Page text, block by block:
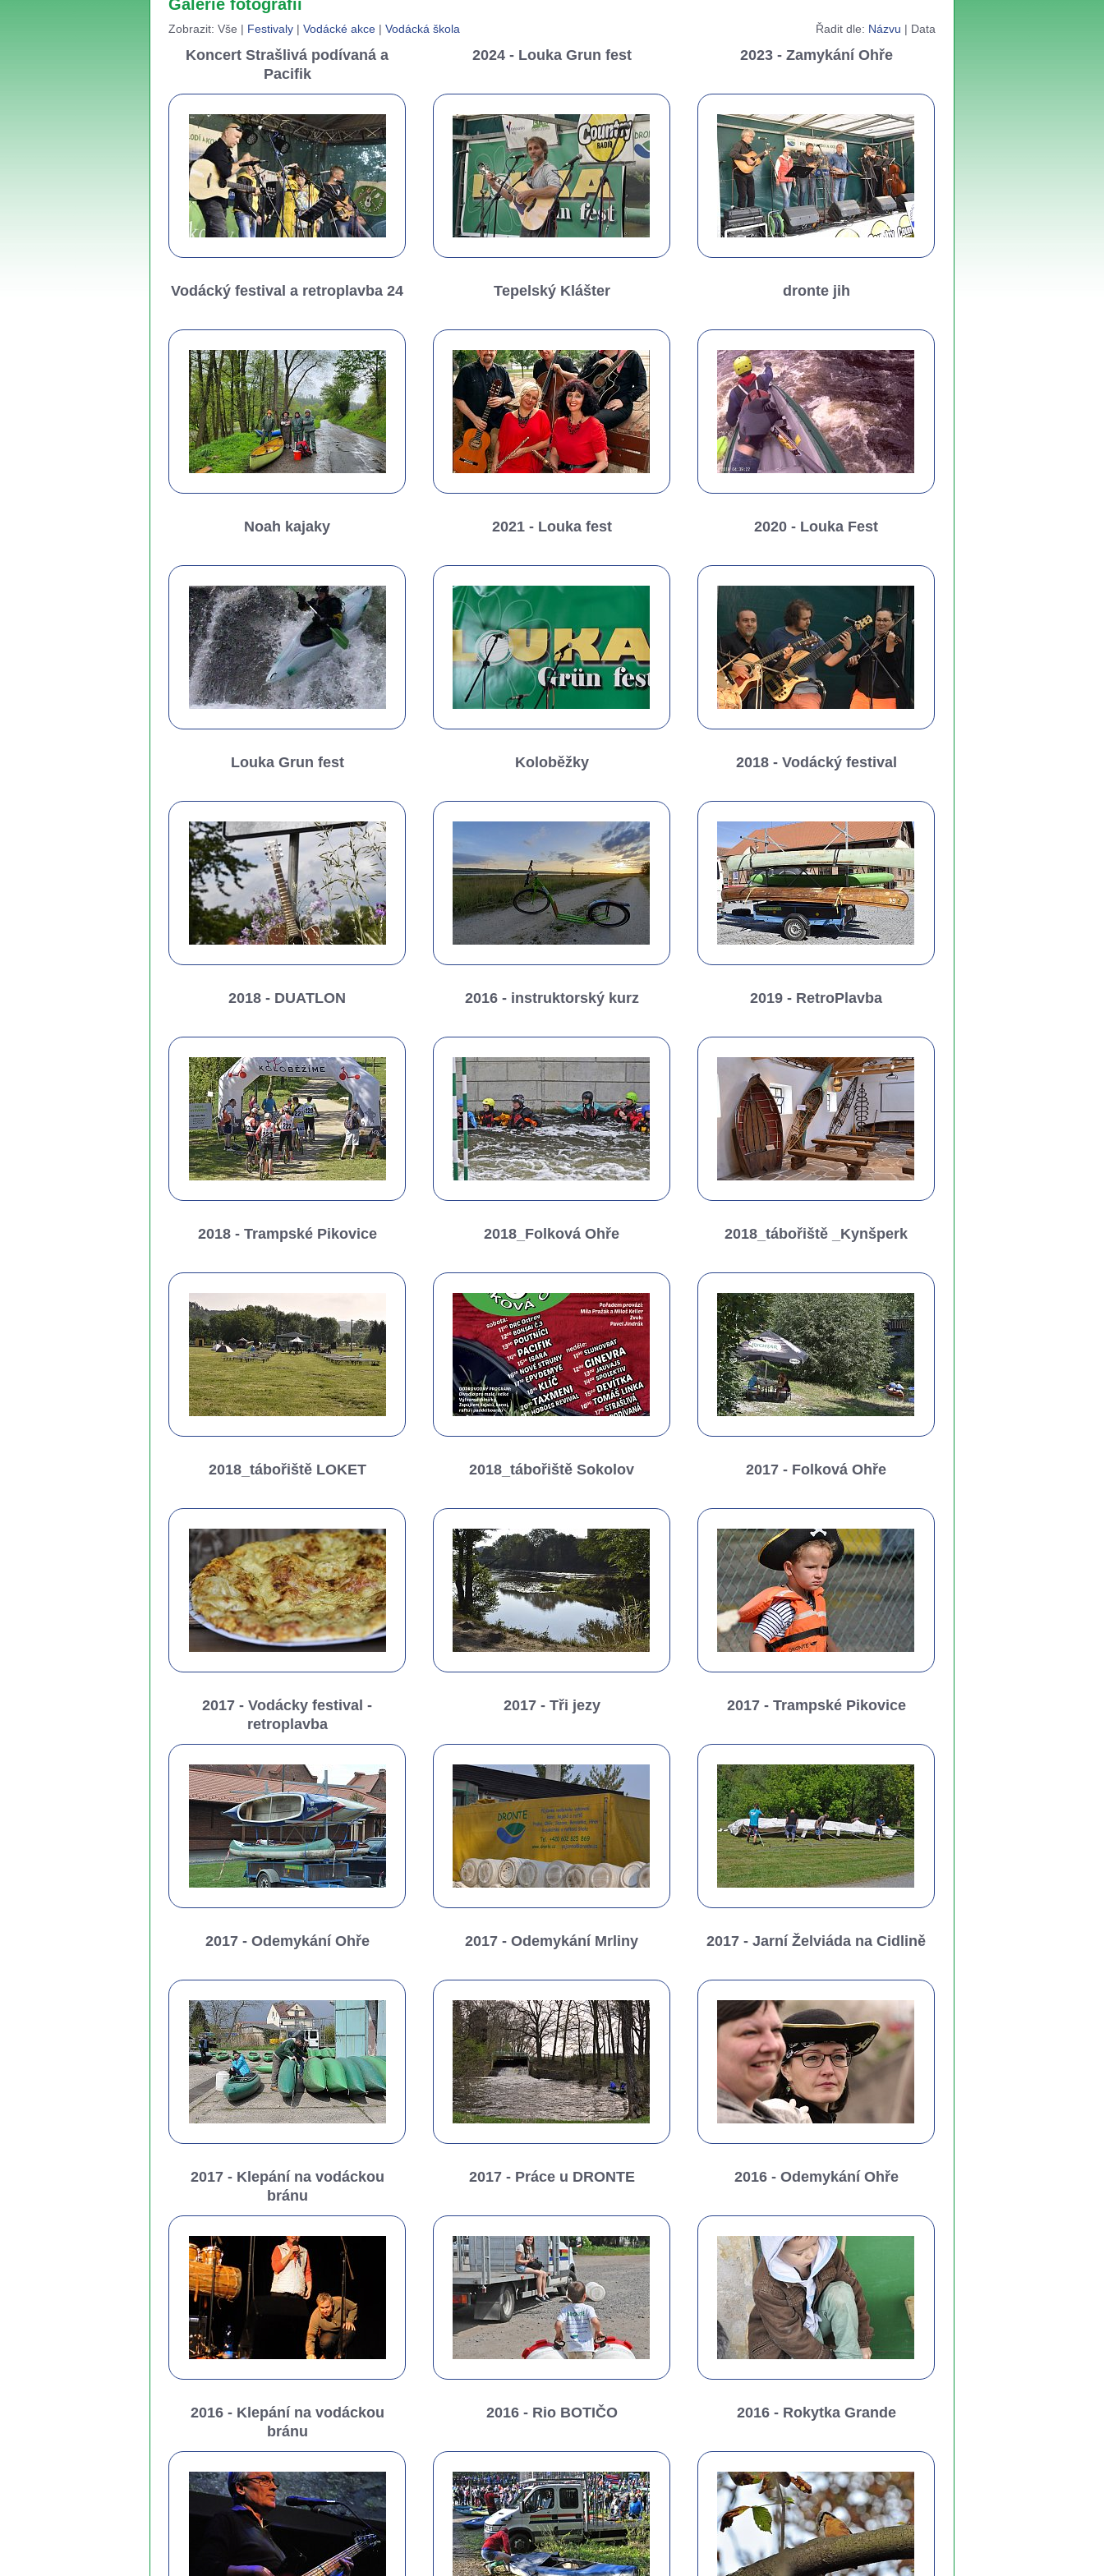
Galerie fotografií
Řadit dle: Názvu | Data
Zobrazit: Vše | Festivaly | Vodácké akce | Vodácká škola
Koncert Strašlivá podívaná a
Pacifik
2024 - Louka Grun fest 2023 - Zamykání Ohře
Vodácký festival a retroplavba 24 Tepelský Klášter dronte jih
Noah kajaky 2021 - Louka fest 2020 - Louka Fest
Louka Grun fest Koloběžky 2018 - Vodácký festival
2018 - DUATLON 2016 - instruktorský kurz 2019 - RetroPlavba
2018 - Trampské Pikovice 2018_Folková Ohře 2018_tábořiště _Kynšperk
2018_tábořiště LOKET 2018_tábořiště Sokolov 2017 - Folková Ohře
2017 - Vodácky festival -
retroplavba
2017 - Tři jezy 2017 - Trampské Pikovice
2017 - Odemykání Ohře 2017 - Odemykání Mrliny 2017 - Jarní Želviáda na Cidlině
2017 - Klepání na vodáckou
bránu
2017 - Práce u DRONTE 2016 - Odemykání Ohře
2016 - Klepání na vodáckou
bránu
2016 - Rio BOTIČO 2016 - Rokytka Grande